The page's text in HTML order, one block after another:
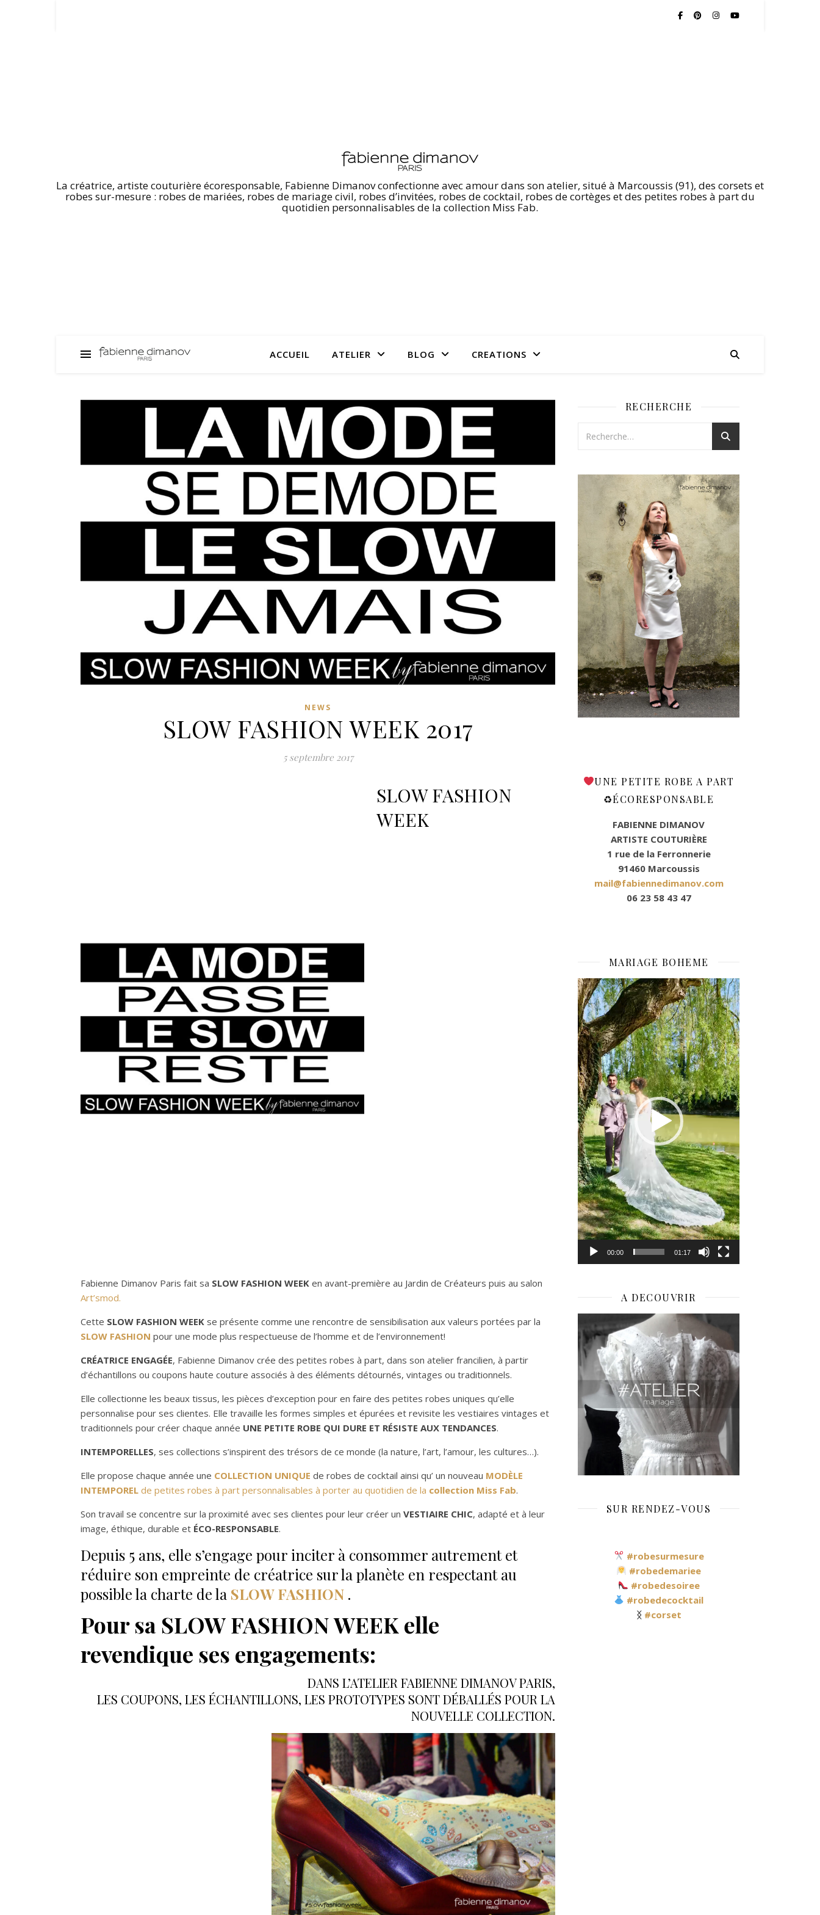
La créatrice, artiste couturière écoresponsable, Fabienne Dimanov confectionne avec amour dans son atelier, situé à Marcoussis (91), des corsets et
robes sur-mesure : robes de mariées, robes de mariage civil, robes d’invitées, robes de cocktail, robes de cortèges et des petites robes à part du
quotidien personnalisables de la collection Miss Fab.
ACCUEIL ATELIER BLOG CREATIONS
NEWS
SLOW FASHION WEEK 2017
5 septembre 2017
SLOW FASHION
WEEK
Fabienne Dimanov Paris fait sa SLOW FASHION WEEK en avant-première au Jardin de Créateurs puis au salon
Art’smod.
Cette SLOW FASHION WEEK se présente comme une rencontre de sensibilisation aux valeurs portées par la
SLOW FASHION pour une mode plus respectueuse de l’homme et de l’environnement!
CRÉATRICE ENGAGÉE, Fabienne Dimanov crée des petites robes à part, dans son atelier francilien, à partir
d’échantillons ou coupons haute couture associés à des éléments détournés, vintages ou traditionnels.
Elle collectionne les beaux tissus, les pièces d’exception pour en faire des petites robes uniques qu’elle
personnalise pour ses clientes. Elle travaille les formes simples et épurées et revisite les vestiaires vintages et
traditionnels pour créer chaque année UNE PETITE ROBE QUI DURE ET RÉSISTE AUX TENDANCES.
INTEMPORELLES, ses collections s’inspirent des trésors de ce monde (la nature, l’art, l’amour, les cultures…).
Elle propose chaque année une COLLECTION UNIQUE de robes de cocktail ainsi qu’ un nouveau MODÈLE
INTEMPOREL de petites robes à part personnalisables à porter au quotidien de la collection Miss Fab.
Son travail se concentre sur la proximité avec ses clientes pour leur créer un VESTIAIRE CHIC, adapté et à leur
image, éthique, durable et ÉCO-RESPONSABLE.
Depuis 5 ans, elle s’engage pour inciter à consommer autrement et
réduire son empreinte de créatrice sur la planète en respectant au
possible la charte de la SLOW FASHION .
Pour sa SLOW FASHION WEEK elle
revendique ses engagements:
DANS L’ATELIER FABIENNE DIMANOV PARIS,
LES COUPONS, LES ÉCHANTILLONS, LES PROTOTYPES SONT DÉBALLÉS POUR LA
NOUVELLE COLLECTION.
RECHERCHE
UNE PETITE ROBE A PART
♻ÉCORESPONSABLE
FABIENNE DIMANOV
ARTISTE COUTURIÈRE
1 rue de la Ferronnerie
91460 Marcoussis
mail@fabiennedimanov.com
06 23 58 43 47
MARIAGE BOHEME
Lecteur
vidéo
00:00 01:17
A DECOUVRIR
SUR RENDEZ-VOUS
#robesurmesure
#robedemariee
#robedesoiree
#robedecocktail
ᛝ #corset